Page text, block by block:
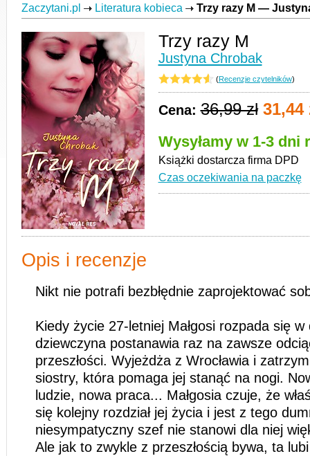
Zaczytani.pl Literatura kobieca Trzy razy M —
Trzy razy M
Justyna Chrobak
(Recenzje czytelników)
Cena: 36,99 zł 31,44
Wysyłamy w 1-3 dni
Książki dostarcza firma DPD
Czas oczekiwania na paczkę
Opis i recenzje
Nikt nie potrafi bezbłędnie zaprojektować
Kiedy życie 27-letniej Małgosi rozpada się
dziewczyna postanawia raz na zawsze
przeszłości. Wyjeżdża z Wrocławia i
siostry, która pomaga jej stanąć na nogi.
ludzie, nowa praca... Małgosia czuje, że
się kolejny rozdział jej życia i jest z tego
niesympatyczny szef nie stanowi dla niej
Ale jak to zwykle z przeszłością bywa, ta